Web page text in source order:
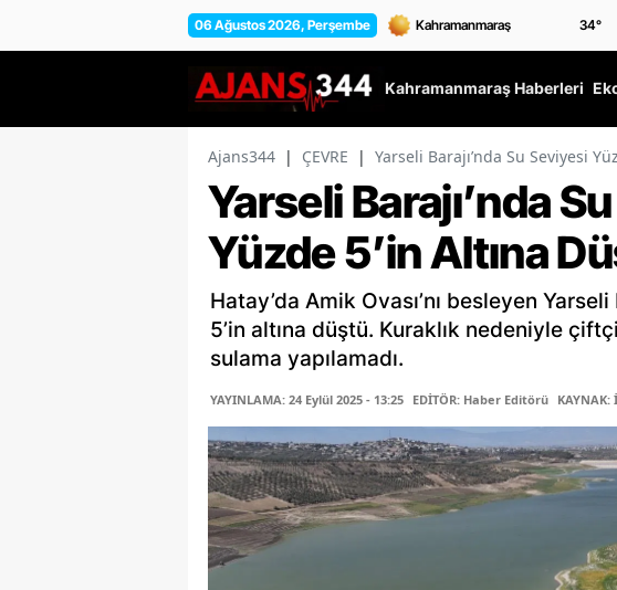
06 Ağustos 2026, Perşembe 34°
Kahramanmaraş Haberleri
Ajans344 | ÇEVRE | Yarseli Barajı’nda Su Seviyesi
Yarseli Barajı’nda
Yüzde 5’in Altına
Hatay’da Amik Ovası’nı besleyen
5’in altına düştü. Kuraklık nedeniyle
sulama yapılamadı.
YAYINLAMA: 24 Eylül 2025 - 13:25 EDİTÖR: Haber Editörü KAYNAK: